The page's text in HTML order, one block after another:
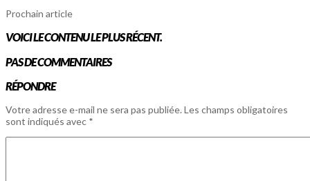
Prochain article
VOICI LE CONTENU LE PLUS RÉCENT.
PAS DE COMMENTAIRES
RÉPONDRE
Votre adresse e-mail ne sera pas publiée. Les champs obligatoires
sont indiqués avec *